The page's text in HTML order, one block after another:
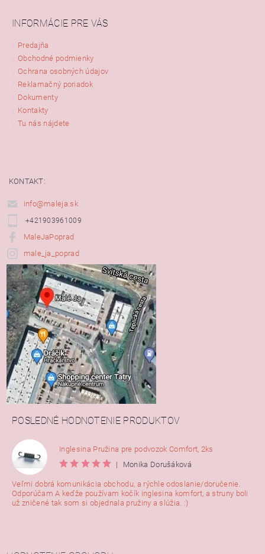
INFORMÁCIE PRE VÁS
Predajňa
Obchodné podmienky
Ochrana osobných údajov
Reklamačný poriadok
Dokumenty
Kontakty
Tu nás nájdete
KONTAKT:
info@maleja.sk
+421903961009
MaleJaPoprad
male_ja_poprad
POSLEDNÉ HODNOTENIE PRODUKTOV
Inglesina Pružina pre podvozok Comfort, 2ks
|
Monika Dorušáková
Veľmi dobrá komunikácia obchodu, a rýchle odoslanie/doručenie.
Odporúčam A keďže používam kočík inglesina komfort, a struny boli
už zničené tak som si objednala pružiny a slúžia. :)